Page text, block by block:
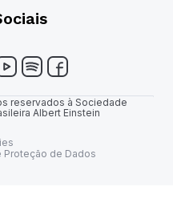
reservados à Sociedade
Albert Einstein
Proteção de Dados